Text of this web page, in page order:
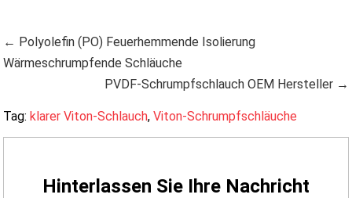
← Polyolefin (PO) Feuerhemmende Isolierung
Wärmeschrumpfende Schläuche
PVDF-Schrumpfschlauch OEM Hersteller →
Tag:klarer Viton-Schlauch,Viton-Schrumpfschläuche
Hinterlassen Sie Ihre Nachricht